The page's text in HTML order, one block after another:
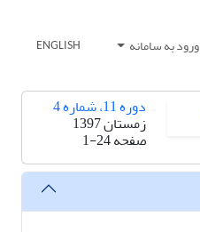
ورود به سامانه ENGLISH
دوره 11، شماره 4
زمستان 1397
صفحه1-24